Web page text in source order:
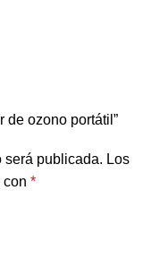
de ozono portátil”
será publicada. Los
con *